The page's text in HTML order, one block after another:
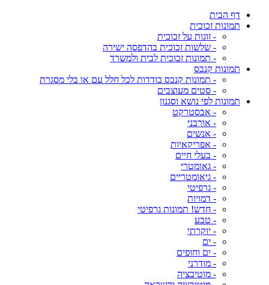
דף הבית
תמונות זכוכית
- זוגות על זכוכית
- שלשות זכוכית בהדפסה ישירה
- תמונות זכוכית לבית ולמשרד
תמונות קנבס
- תמונות קנבס בודדות לכל חלל עם או בלי מסגרת
- סטים מעוצבים
תמונות לפי נושא וסגנון
- אבסטרקט
- אורבני
- אנשים
- אפריקאיות
- בעלי חיים
- גאומטרי
- גיאומטריים
- גרפיטי
- דמויות
- חדש! תמונות גרפיטי
- טבע
- יוקרתי
- ים
- ים וחופים
- מודרני
- מוטיבציה